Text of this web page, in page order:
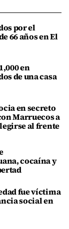
por el
66 años en El
en
de una casa
en secreto
Marruecos a
al frente
cocaína y
fue víctima
social en